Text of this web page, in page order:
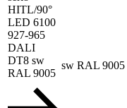
HITL/90°
LED 6100
927-965
DALI
DT8 sw
RAL 9005
sw RAL 9005